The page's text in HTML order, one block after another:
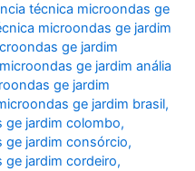
técnica microondas ge
microondas ge jardim
ge jardim
ge jardim anália
ge jardim
ge jardim brasil,
ge jardim colombo,
ge jardim consórcio,
jardim cordeiro,